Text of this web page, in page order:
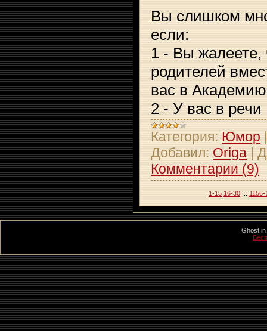
Вы слишком
если:
1 - Вы жалеете,
родителей
вас в
2 - У вас в речи
Категория: Юмор
Добавил: Origa |
Комментарии (9)
1-15 16-30 1156-
Ghost